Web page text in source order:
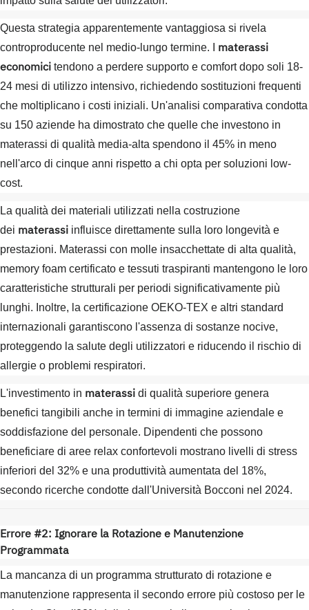
Questa strategia apparentemente vantaggiosa si rivela
controproducente nel medio-lungo termine. I materassi
economici tendono a perdere supporto e comfort dopo soli 18-
24 mesi di utilizzo intensivo, richiedendo sostituzioni frequenti
che moltiplicano i costi iniziali. Un'analisi comparativa condotta
su 150 aziende ha dimostrato che quelle che investono in
materassi di qualità media-alta spendono il 45% in meno
nell'arco di cinque anni rispetto a chi opta per soluzioni low-
cost.
La qualità dei materiali utilizzati nella costruzione
dei materassi influisce direttamente sulla loro longevità e
prestazioni. Materassi con molle insacchettate di alta qualità,
memory foam certificato e tessuti traspiranti mantengono le loro
caratteristiche strutturali per periodi significativamente più
lunghi. Inoltre, la certificazione OEKO-TEX e altri standard
internazionali garantiscono l'assenza di sostanze nocive,
proteggendo la salute degli utilizzatori e riducendo il rischio di
allergie o problemi respiratori.
L'investimento in materassi di qualità superiore genera
benefici tangibili anche in termini di immagine aziendale e
soddisfazione del personale. Dipendenti che possono
beneficiare di aree relax confortevoli mostrano livelli di stress
inferiori del 32% e una produttività aumentata del 18%,
secondo ricerche condotte dall'Università Bocconi nel 2024.
Errore #2: Ignorare la Rotazione e Manutenzione
Programmata
La mancanza di un programma strutturato di rotazione e
manutenzione rappresenta il secondo errore più costoso per le